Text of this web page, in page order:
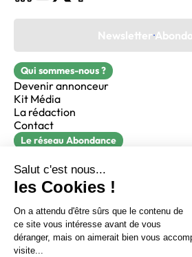
Sur LinkedIn Sur
Sur X Sur Facebook
Newsletter
Qui sommes-nous ?
Devenir annonceur
Kit Média
La rédaction
Contact
Le réseau Abondance
Réacteur
alfie formation